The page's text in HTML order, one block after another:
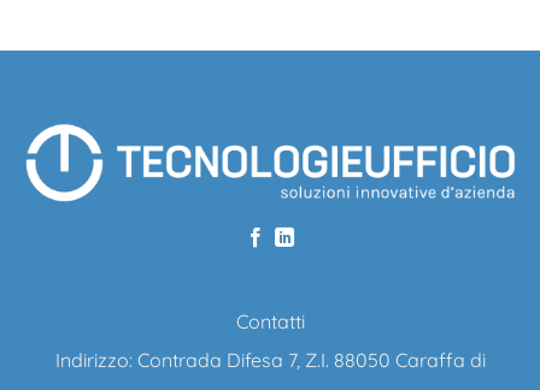
Contatti
Indirizzo: Contrada Difesa 7, Z.I. 88050 Caraffa di